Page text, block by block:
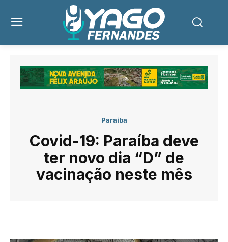
Paraíba
Covid-19: Paraíba deve
ter novo dia “D” de
vacinação neste mês